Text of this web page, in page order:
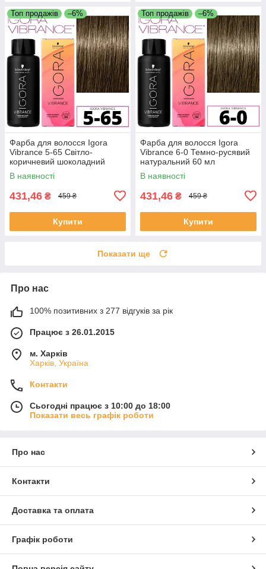
Топ продажів –6%
Фарба для волосся Igora
Vibrance 5-65 Світло-
коричневий шоколадний
золотистий 60 мл
В наявності
431,46 ₴ 459 ₴
Купити
Топ продажів –6%
Фарба для волосся Igora
Vibrance 6-0 Темно-русявий
натуральний 60 мл
В наявності
431,46 ₴ 459 ₴
Купити
Показати ще
Про нас
100% позитивних з 277 відгуків за рік
Працює з 26.01.2015
м. Харків
Харків, Україна
Контакти
Сьогодні працює з 10:00 до 18:00
Показати весь графік роботи
Про нас
Контакти
Доставка та оплата
Графік роботи